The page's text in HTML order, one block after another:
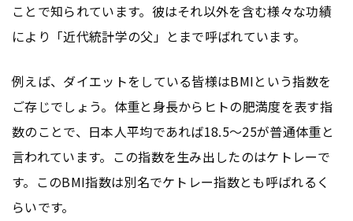
ことで知られています。彼はそれ以外を含む様々な功績
により「近代統計学の父」とまで呼ばれています。
例えば、ダイエットをしている皆様はBMIという指数を
ご存じでしょう。体重と身長からヒトの肥満度を表す指
数のことで、日本人平均であれば18.5〜25が普通体重と
言われています。この指数を生み出したのはケトレーで
す。このBMI指数は別名でケトレー指数とも呼ばれるく
らいです。